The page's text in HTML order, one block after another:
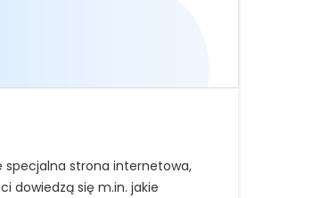
specjalna strona internetowa,
dowiedzą się m.in. jakie